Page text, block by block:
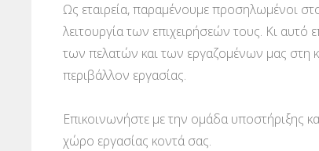
Ως εταιρεία, παραμένουμε προσηλωμένοι
λειτουργία των επιχειρήσεών τους. Κι αυτό
των πελατών και των εργαζομένων μας στη
περιβάλλον εργασίας.
Επικοινωνήστε με την ομάδα υποστήριξης
χώρο εργασίας κοντά σας.